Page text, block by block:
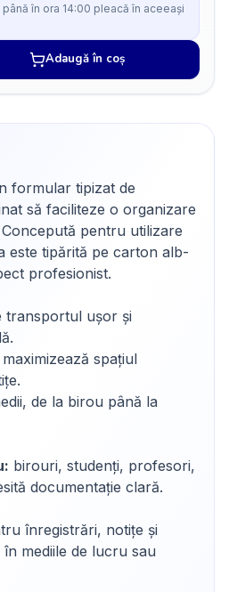
în ora 14:00 pleacă în aceeași
Adaugă în coș
formular tipizat de
să faciliteze o organizare
pentru utilizare
este tipărită pe carton alb-
profesionist.
transportul ușor și
spațiul
de la birou până la
birouri, studenți, profesori,
documentație clară.
înregistrări, notițe și
mediile de lucru sau